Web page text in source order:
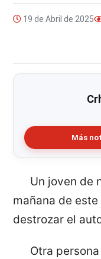
19 de Abril de 2025
Más
Un joven de
mañana de
destrozar el
Otra